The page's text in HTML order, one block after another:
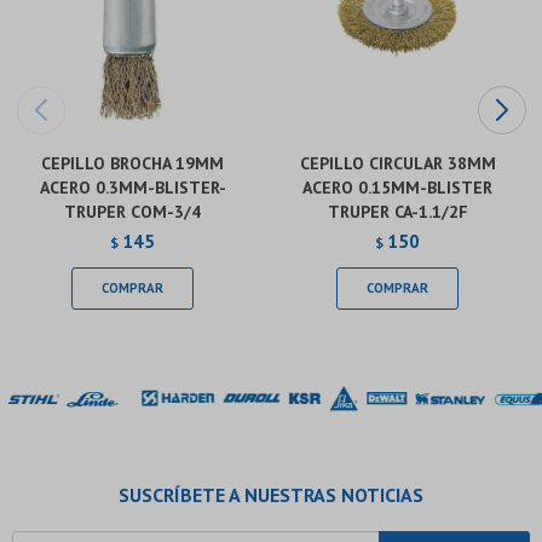
CEPILLO BROCHA 19MM
ACERO 0.3MM-BLISTER-
TRUPER COM-3/4
$ 145
CEPILLO CIRCULAR 38MM
ACERO 0.15MM-BLISTER
TRUPER CA-1.1/2F
$ 150
SUSCRÍBETE A NUESTRAS NOTICIAS